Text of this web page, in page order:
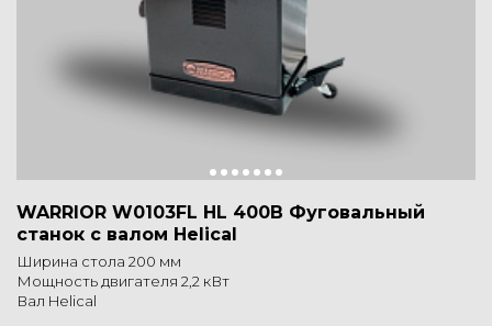
WARRIOR W0103FL HL 400В Фуговальный
станок с валом Helical
Ширина стола 200 мм
Мощность двигателя 2,2 кВт
Вал Helical